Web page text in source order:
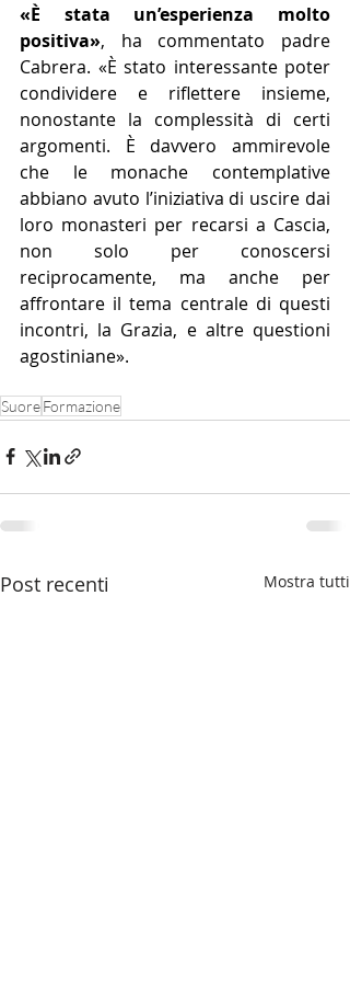
«È stata un’esperienza molto
positiva», ha commentato padre
Cabrera. «È stato interessante poter
condividere e riflettere insieme,
nonostante la complessità di certi
argomenti. È davvero ammirevole
che le monache contemplative
abbiano avuto l’iniziativa di uscire dai
loro monasteri per recarsi a Cascia,
non solo per conoscersi
reciprocamente, ma anche per
affrontare il tema centrale di questi
incontri, la Grazia, e altre questioni
agostiniane».
SuoreFormazione
Post recenti Mostra tutti